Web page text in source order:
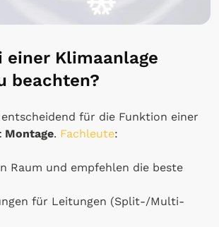
einer Klimaanlage
beachten?
für die Funktion einer
Montage. Fachleute:
Raum und empfehlen die beste
für Leitungen (Split-/Multi-